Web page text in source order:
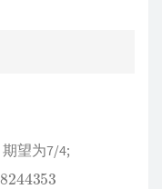
期望为7/4;